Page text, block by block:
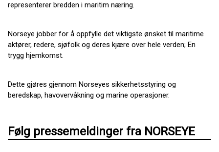
representerer bredden i maritim næring.
Norseye jobber for å oppfylle det viktigste ønsket til maritime
aktører, redere, sjøfolk og deres kjære over hele verden; En
trygg hjemkomst.
Dette gjøres gjennom Norseyes sikkerhetsstyring og
beredskap, havovervåkning og marine operasjoner.
Følg pressemeldinger fra NORSEYE